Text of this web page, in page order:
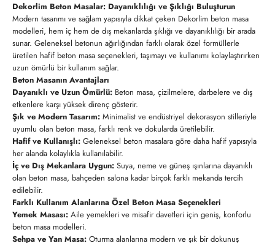
Dekorlim Beton Masalar: Dayanıklılığı ve Şıklığı Buluşturun
Modern tasarımı ve sağlam yapısıyla dikkat çeken Dekorlim beton masa
modelleri, hem iç hem de dış mekanlarda şıklığı ve dayanıklılığı bir arada
sunar. Geleneksel betonun ağırlığından farklı olarak özel formüllerle
üretilen hafif beton masa seçenekleri, taşımayı ve kullanımı kolaylaştırırken
uzun ömürlü bir kullanım sağlar.
Beton Masanın Avantajları
Dayanıklı ve Uzun Ömürlü: Beton masa, çizilmelere, darbelere ve dış
etkenlere karşı yüksek direnç gösterir.
Şık ve Modern Tasarım: Minimalist ve endüstriyel dekorasyon stilleriyle
uyumlu olan beton masa, farklı renk ve dokularda üretilebilir.
Hafif ve Kullanışlı: Geleneksel beton masalara göre daha hafif yapısıyla
her alanda kolaylıkla kullanılabilir.
İç ve Dış Mekanlara Uygun: Suya, neme ve güneş ışınlarına dayanıklı
olan beton masa, bahçeden salona kadar birçok farklı mekanda tercih
edilebilir.
Farklı Kullanım Alanlarına Özel Beton Masa Seçenekleri
Yemek Masası: Aile yemekleri ve misafir davetleri için geniş, konforlu
beton masa modelleri.
Sehpa ve Yan Masa: Oturma alanlarına modern ve şık bir dokunuş